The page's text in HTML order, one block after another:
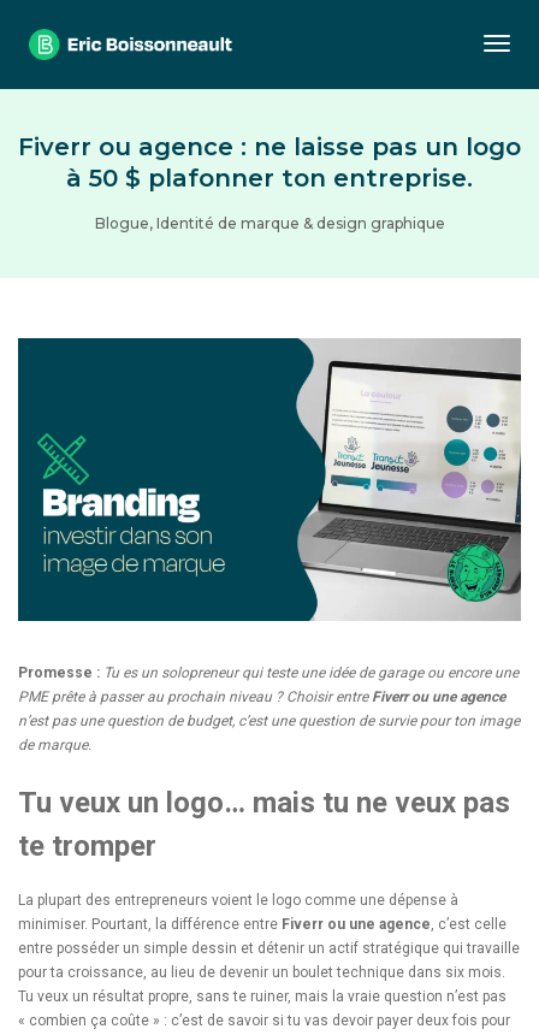
Fiverr ou agence : ne laisse pas un logo
à 50 $ plafonner ton entreprise.
Blogue, Identité de marque & design graphique
Promesse : Tu es un solopreneur qui teste une idée de garage ou encore une
PME prête à passer au prochain niveau ? Choisir entre Fiverr ou une agence
n’est pas une question de budget, c’est une question de survie pour ton image
de marque.
Tu veux un logo… mais tu ne veux pas
te tromper
La plupart des entrepreneurs voient le logo comme une dépense à
minimiser. Pourtant, la différence entre Fiverr ou une agence, c’est celle
entre posséder un simple dessin et détenir un actif stratégique qui travaille
pour ta croissance, au lieu de devenir un boulet technique dans six mois.
Tu veux un résultat propre, sans te ruiner, mais la vraie question n’est pas
« combien ça coûte » : c’est de savoir si tu vas devoir payer deux fois pour